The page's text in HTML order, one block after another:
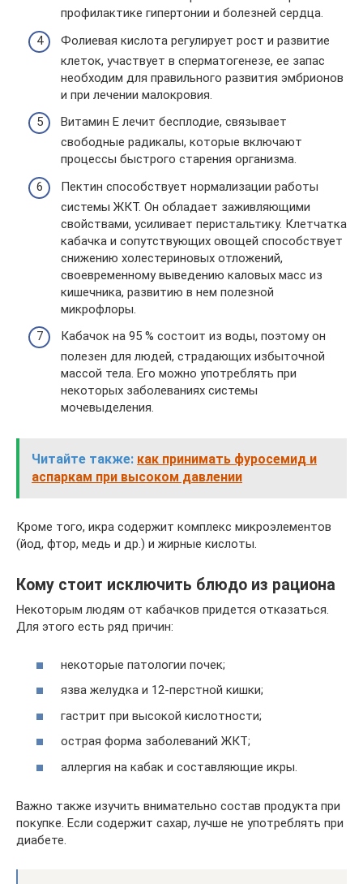
профилактике гипертонии и болезней сердца.
Фолиевая кислота регулирует рост и развитие
клеток, участвует в сперматогенезе, ее запас
необходим для правильного развития эмбрионов
и при лечении малокровия.
Витамин Е лечит бесплодие, связывает
свободные радикалы, которые включают
процессы быстрого старения организма.
Пектин способствует нормализации работы
системы ЖКТ. Он обладает заживляющими
свойствами, усиливает перистальтику. Клетчатка
кабачка и сопутствующих овощей способствует
снижению холестериновых отложений,
своевременному выведению каловых масс из
кишечника, развитию в нем полезной
микрофлоры.
Кабачок на 95 % состоит из воды, поэтому он
полезен для людей, страдающих избыточной
массой тела. Его можно употреблять при
некоторых заболеваниях системы
мочевыделения.
Читайте также: как принимать фуросемид и
аспаркам при высоком давлении
Кроме того, икра содержит комплекс микроэлементов
(йод, фтор, медь и др.) и жирные кислоты.
Кому стоит исключить блюдо из рациона
Некоторым людям от кабачков придется отказаться.
Для этого есть ряд причин:
некоторые патологии почек;
язва желудка и 12-перстной кишки;
гастрит при высокой кислотности;
острая форма заболеваний ЖКТ;
аллергия на кабак и составляющие икры.
Важно также изучить внимательно состав продукта при
покупке. Если содержит сахар, лучше не употреблять при
диабете.